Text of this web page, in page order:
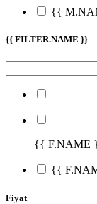
{{
{{ FILTER.NAME }}
{{ F.NAME
{{
Fiyat